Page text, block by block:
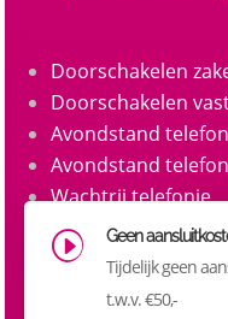
Doorschakelen
Doorschakelen
Avondstand
Avondstand
Wachtrij telefonie
Call queue
Belgroepen
Belgroep instellen
I Geen
Tijdelijk geen
t.w.v. €50,-